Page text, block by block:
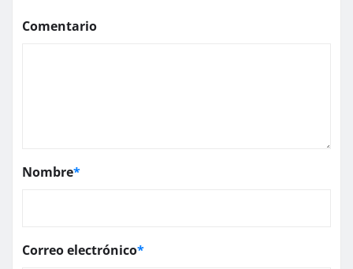
Comentario
Nombre*
Correo electrónico*